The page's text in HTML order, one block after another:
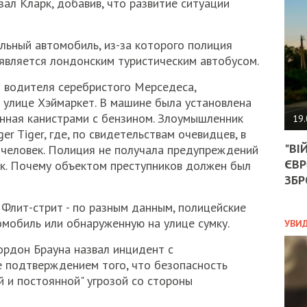
автомобиль, из-за которого полиция
лондонским туристическим автобусом.
серебристого Мерседеса,
Хэймаркет. В машине была установлена
канистрами с бензином. Злоумышленник
Tiger, где, по свидетельствам очевидцев, в
Полиция не получала предупреждений
Почему объектом преступников должен был
стрит - по разным данным, полицейские
или обнаруженную на улице сумку.
Брауна назвал инцидент с
того, что безопасность
постоянной" угрозой со стороны
НА